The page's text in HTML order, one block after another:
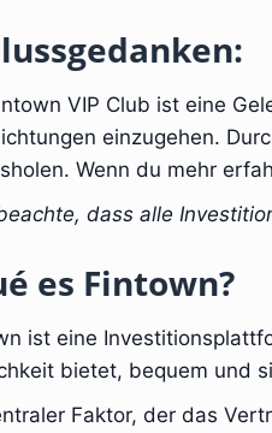
VIP Club ist eine
einzugehen.
Wenn du mehr
dass alle
es Fintown?
ist eine
bietet, bequem und
Faktor, der das